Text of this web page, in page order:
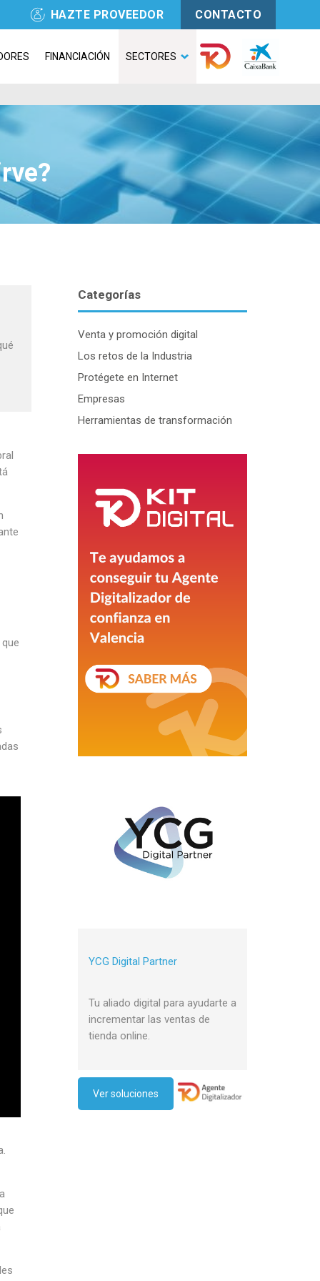
HAZTE PROVEEDOR CONTACTO
FINANCIACIÓN SECTORES
Categorías
Venta y promoción digital
Los retos de la Industria
Protégete en Internet
Empresas
Herramientas de transformación
YCG Digital Partner
Tu aliado digital para ayudarte a
incrementar las ventas de
tienda online.
Ver soluciones